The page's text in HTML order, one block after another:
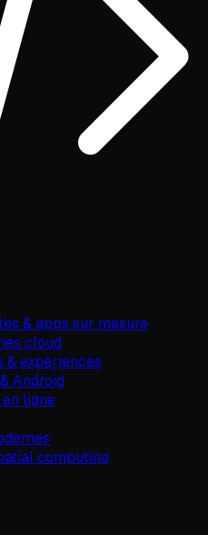
& apps sur mesure
cloud
& expériences
Android
ligne
computing